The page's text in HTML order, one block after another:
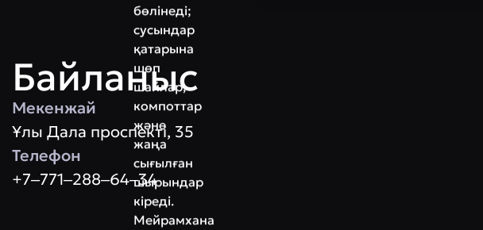
бөлінеді;
сусындар
қатарына
шөп
шайлар,
компоттар
және
жаңа
сығылған
шырындар
кіреді.
Мейрамхана
Байланыс
Мекенжай
Ұлы Дала проспектi, 35
Телефон
+7‒771‒288‒64‒34